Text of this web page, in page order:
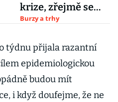
krize, zřejmě se
nevyhne pádu
Burzy a trhy
týdnu přijala razantní
epidemiologickou
budou mít
i když doufejme, že ne